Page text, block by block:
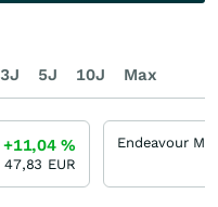
3J 5J 10J Max
+11,04%
47,83 EUR